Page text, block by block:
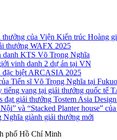
của Viện Kiến trúc Hoàng
thưởng WAFX 2025
KTS Võ Trọng Nghĩa
vinh danh 2 dự án tại VN
biệt ARCASIA 2025
Tiến sĩ Võ Trọng Nghĩa tại
vang tại giải thưởng quốc tế
giải thưởng Tostem Asia
và “Stacked Planter house”
giành giải thưởng mới
phố Hồ Chí Minh